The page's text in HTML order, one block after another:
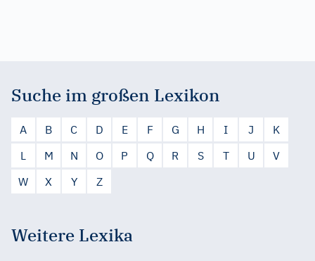
Suche im großen Lexikon
A B C D E F G H I J
K
L
M N O P Q R S T U
V
W
X Y Z
Weitere Lexika